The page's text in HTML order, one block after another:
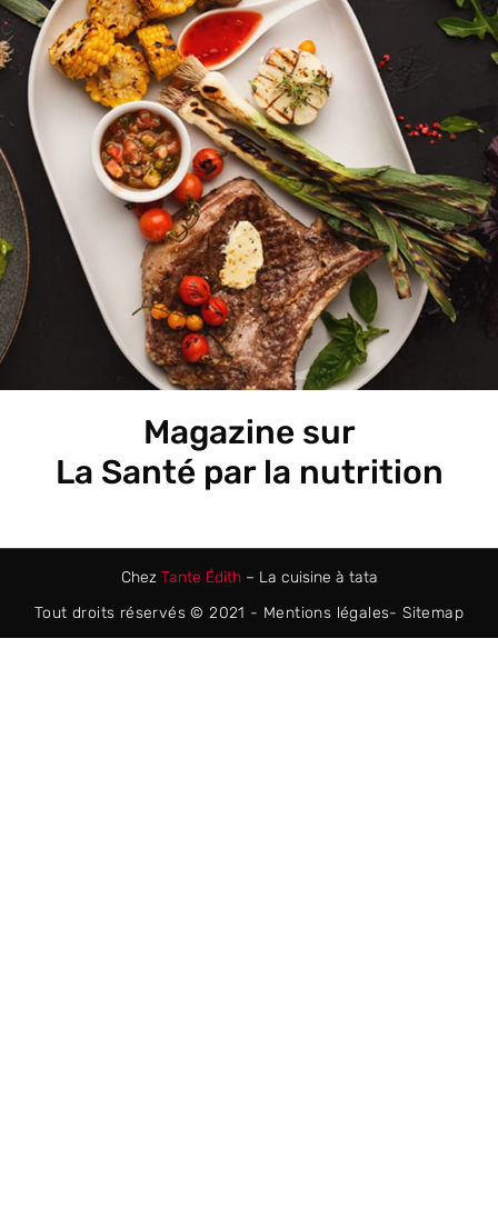
Magazine sur
La Santé par la nutrition
Chez Tante Édith – La cuisine à tata
Tout droits réservés © 2021 - Mentions légales-Sitemap